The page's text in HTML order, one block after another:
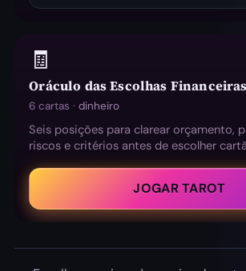
🧾
Oráculo das Escolhas Financeiras
6 cartas ·dinheiro
Seis posições para clarear orçamento,
riscos e critérios antes de escolher
JOGAR TAROT